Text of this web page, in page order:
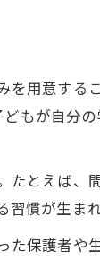
用意する
もが自分
とえば、
慣が生まれ
保護者や